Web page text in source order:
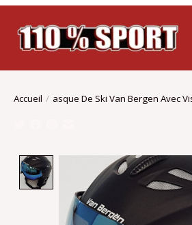
Accueil / asque De Ski Van Bergen Avec
Product image slideshow